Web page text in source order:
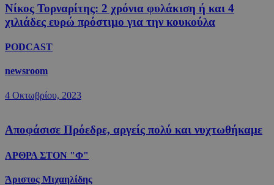
Νίκος Τορναρίτης: 2 χρόνια φυλάκιση ή και 4
χιλιάδες ευρώ πρόστιμο για την κουκούλα
PODCAST
newsroom
4 Οκτωβρίου, 2023
Αποφάσισε Πρόεδρε, αργείς πολύ και νυχτωθήκαμε
ΑΡΘΡΑ ΣΤΟΝ "Φ"
Άριστος Μιχαηλίδης